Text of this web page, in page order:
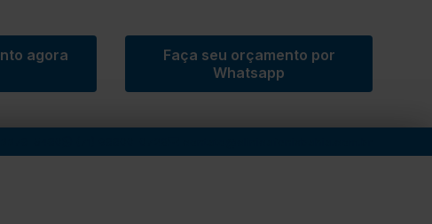
agora
Faça seu orçamento por
Whatsapp